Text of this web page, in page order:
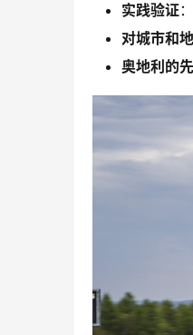
实践验证
对城市和
奥地利的